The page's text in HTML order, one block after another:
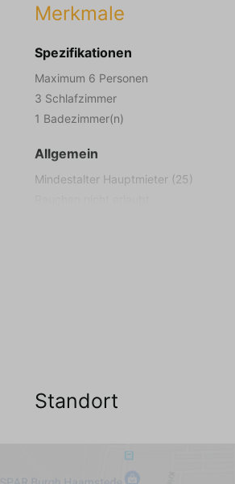
Merkmale
Spezifikationen
Maximum 6 Personen
3 Schlafzimmer
1 Badezimmer(n)
Allgemein
Mindestalter Hauptmieter (25)
Sitzbank (2,5-Sitzer) (1)
Standort